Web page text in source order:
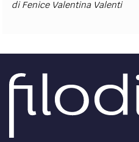
diFenice Valentina Valenti